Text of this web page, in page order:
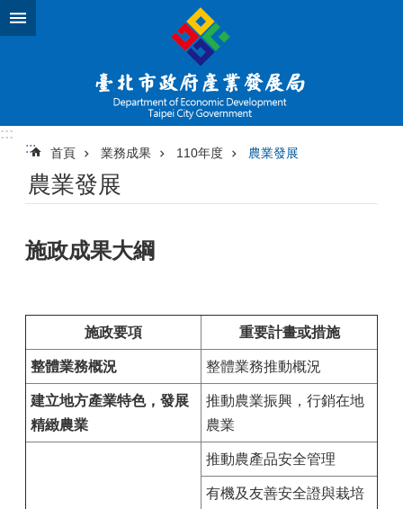
跳到主要內容區塊
:::
:::
首頁 業務成果 110年度 農業發展
農業發展
施政成果大綱
施政要項 重要計畫或措施
整體業務概況 整體業務推動概況
建立地方產業特色，發展
精緻農業
推動農業振興，行銷在地
農業
推動農產品安全管理
有機及友善安全證與栽培